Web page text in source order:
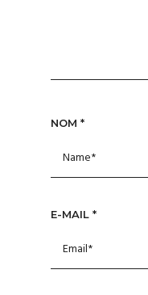
NOM *
E-MAIL *